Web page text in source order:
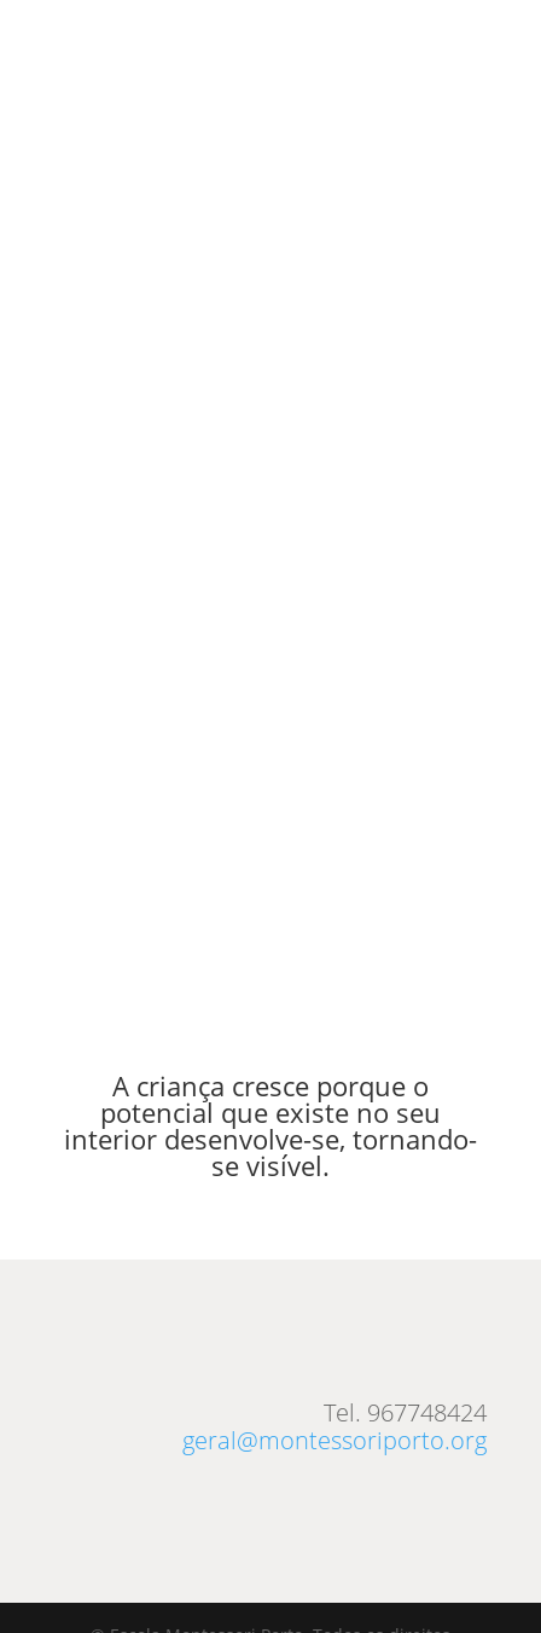
A criança cresce porque o
potencial que existe no seu
interior desenvolve-se, tornando-
se visível.
Tel. 967748424
geral@montessoriporto.org